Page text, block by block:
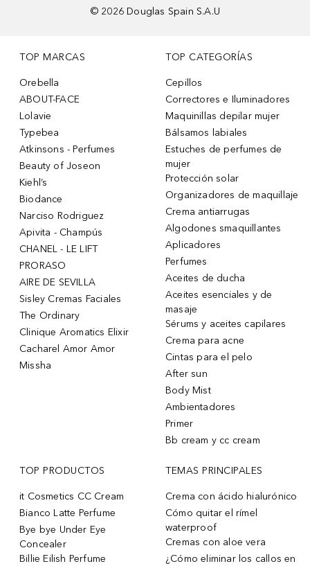
© 2026 Douglas Spain S.A.U
TOP MARCAS
Orebella
ABOUT-FACE
Lolavie
Typebea
Atkinsons - Perfumes
Beauty of Joseon
Kiehl’s
Biodance
Narciso Rodriguez
Apivita - Champús
CHANEL - LE LIFT
PRORASO
AIRE DE SEVILLA
Sisley Cremas Faciales
The Ordinary
Clinique Aromatics Elixir
Cacharel Amor Amor
Missha
TOP CATEGORÍAS
Cepillos
Correctores e Iluminadores
Maquinillas depilar mujer
Bálsamos labiales
Estuches de perfumes de
mujer
Protección solar
Organizadores de maquillaje
Crema antiarrugas
Algodones smaquillantes
Aplicadores
Perfumes
Aceites de ducha
Aceites esenciales y de
masaje
Sérums y aceites capilares
Crema para acne
Cintas para el pelo
After sun
Body Mist
Ambientadores
Primer
Bb cream y cc cream
TOP PRODUCTOS
it Cosmetics CC Cream
Bianco Latte Perfume
Bye bye Under Eye
Concealer
Billie Eilish Perfume
TEMAS PRINCIPALES
Crema con ácido hialurónico
Cómo quitar el rímel
waterproof
Cremas con aloe vera
¿Cómo eliminar los callos en